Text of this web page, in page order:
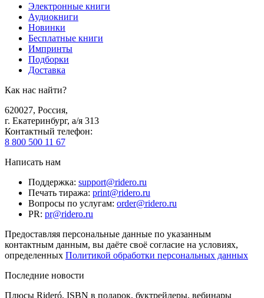
Электронные книги
Аудиокниги
Новинки
Бесплатные книги
Импринты
Подборки
Доставка
Как нас найти?
620027, Россия,
г. Екатеринбург, а/я 313
Контактный телефон:
8 800 500 11 67
Написать нам
Поддержка: support@ridero.ru
Печать тиража: print@ridero.ru
Вопросы по услугам: order@ridero.ru
PR: pr@ridero.ru
Предоставляя персональные данные по указанным
контактным данным, вы даёте своё согласие на условиях,
определенных Политикой обработки персональных данных
Последние новости
Плюсы Rideró, ISBN в подарок, буктрейлеры, вебинары